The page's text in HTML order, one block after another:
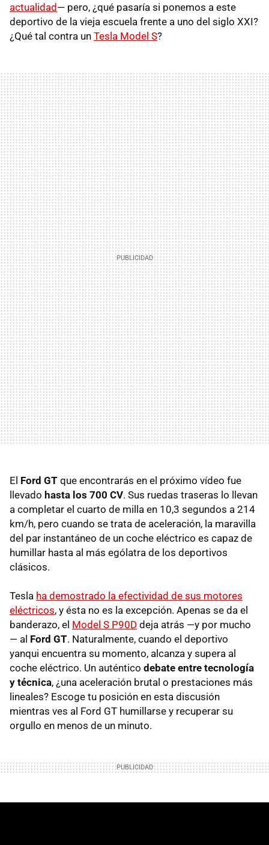
actualidad— pero, ¿qué pasaría si ponemos a este
deportivo de la vieja escuela frente a uno del siglo XXI?
¿Qué tal contra un Tesla Model S?
El Ford GT que encontrarás en el próximo vídeo fue
llevado hasta los 700 CV. Sus ruedas traseras lo llevan
a completar el cuarto de milla en 10,3 segundos a 214
km/h, pero cuando se trata de aceleración, la maravilla
del par instantáneo de un coche eléctrico es capaz de
humillar hasta al más ególatra de los deportivos
clásicos.
Tesla ha demostrado la efectividad de sus motores
eléctricos, y ésta no es la excepción. Apenas se da el
banderazo, el Model S P90D deja atrás —y por mucho
— al Ford GT. Naturalmente, cuando el deportivo
yanqui encuentra su momento, alcanza y supera al
coche eléctrico. Un auténtico debate entre tecnología
y técnica, ¿una aceleración brutal o prestaciones más
lineales? Escoge tu posición en esta discusión
mientras ves al Ford GT humillarse y recuperar su
orgullo en menos de un minuto.